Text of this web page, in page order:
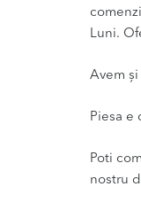
Luni.
Avem
Piesa e
Poti
nostru